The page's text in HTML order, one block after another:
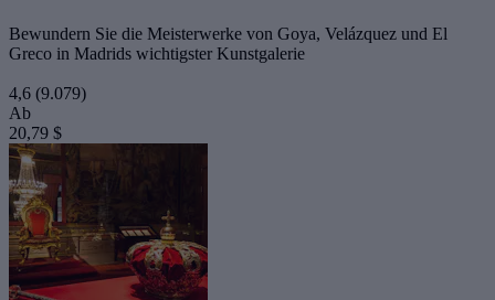
Bewundern Sie die Meisterwerke von Goya, Velázquez und El
Greco in Madrids wichtigster Kunstgalerie
4,6 (9.079)
Ab
20,79 $